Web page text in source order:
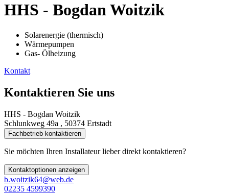
HHS - Bogdan Woitzik
Solarenergie (thermisch)
Wärmepumpen
Gas- Ölheizung
Kontakt
Kontaktieren Sie uns
HHS - Bogdan Woitzik
Schlunkweg 49a , 50374 Ertstadt
Fachbetrieb kontaktieren
Sie möchten Ihren Installateur lieber direkt kontaktieren?
Kontaktoptionen anzeigen
b.woitzik64@web.de
02235 4599390